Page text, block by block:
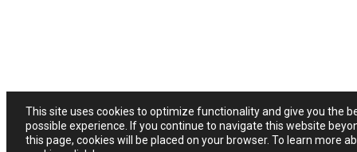
This site uses cookies to optimize functionality and give you the
possible experience. If you continue to navigate this website
this page, cookies will be placed on your browser. To learn more